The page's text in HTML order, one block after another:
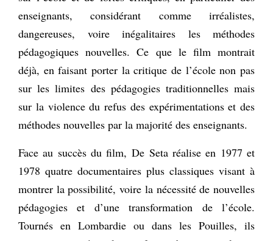
enseignants, considérant comme irréalistes,
dangereuses, voire inégalitaires les méthodes
pédagogiques nouvelles. Ce que le film montrait
déjà, en faisant porter la critique de l’école non pas
sur les limites des pédagogies traditionnelles mais
sur la violence du refus des expérimentations et des
méthodes nouvelles par la majorité des enseignants.
Face au succès du film, De Seta réalise en 1977 et
1978 quatre documentaires plus classiques visant à
montrer la possibilité, voire la nécessité de nouvelles
pédagogies et d’une transformation de l’école.
Tournés en Lombardie ou dans les Pouilles, ils